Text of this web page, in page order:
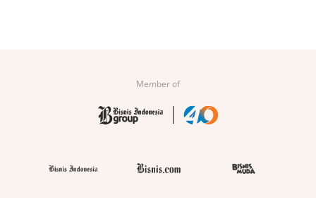
Member of